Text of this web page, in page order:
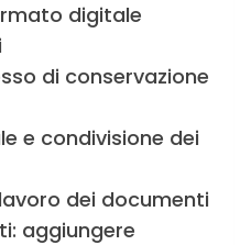
digitale
di conservazione
e condivisione dei
dei documenti
aggiungere